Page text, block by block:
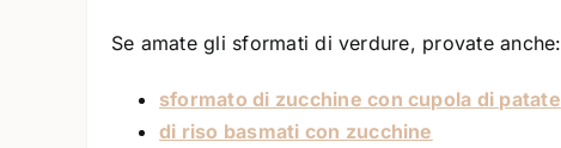
Se amate gli sformati di verdure, provate anche:
sformato di zucchine con cupola di patate
di riso basmati con zucchine